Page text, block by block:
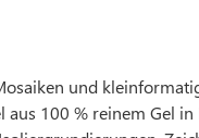
und
100 % reinem Gel